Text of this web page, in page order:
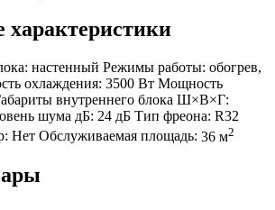
характеристики
настенный Режимы работы: обогрев,
охлаждения: 3500 Вт Мощность
внутреннего блока Ш×В×Г:
шума дБ: 24 дБ Тип фреона: R32
Нет Обслуживаемая площадь: 36 м2